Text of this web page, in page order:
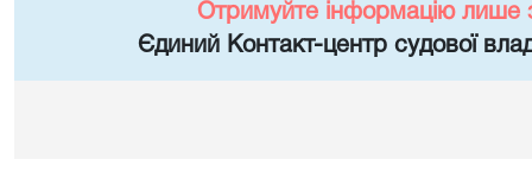
Отримуйте інформацію лише
Єдиний Контакт-центр судової